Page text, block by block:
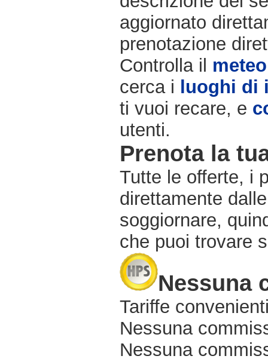
aggiornato
prenotazione
Controlla il meteo
cerca i luoghi di
ti vuoi recare, e
utenti.
Prenota la
Tutte le offerte, i
direttamente
soggiornare,
che puoi trovare
Nessuna
Tariffe
Nessuna
Nessuna